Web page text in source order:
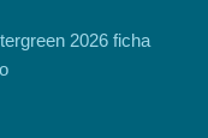
2026 ficha